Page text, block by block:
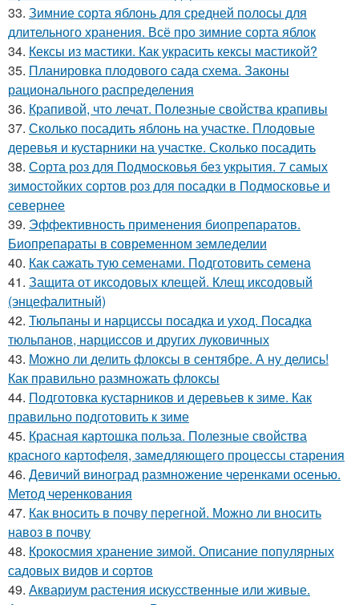
33. Зимние сорта яблонь для средней полосы для
длительного хранения. Всё про зимние сорта яблок
34. Кексы из мастики. Как украсить кексы мастикой?
35. Планировка плодового сада схема. Законы
рационального распределения
36. Крапивой, что лечат. Полезные свойства крапивы
37. Сколько посадить яблонь на участке. Плодовые
деревья и кустарники на участке. Сколько посадить
38. Сорта роз для Подмосковья без укрытия. 7 самых
зимостойких сортов роз для посадки в Подмосковье и
севернее
39. Эффективность применения биопрепаратов.
Биопрепараты в современном земледелии
40. Как сажать тую семенами. Подготовить семена
41. Защита от иксодовых клещей. Клещ иксодовый
(энцефалитный)
42. Тюльпаны и нарциссы посадка и уход. Посадка
тюльпанов, нарциссов и других луковичных
43. Можно ли делить флоксы в сентябре. А ну делись!
Как правильно размножать флоксы
44. Подготовка кустарников и деревьев к зиме. Как
правильно подготовить к зиме
45. Красная картошка польза. Полезные свойства
красного картофеля, замедляющего процессы старения
46. Девичий виноград размножение черенками осенью.
Метод черенкования
47. Как вносить в почву перегной. Можно ли вносить
навоз в почву
48. Крокосмия хранение зимой. Описание популярных
садовых видов и сортов
49. Аквариум растения искусственные или живые.